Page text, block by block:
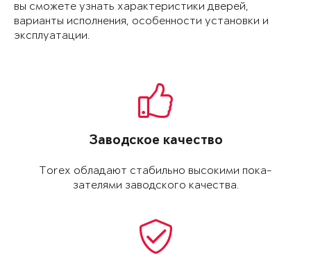
вы сможете узнать характери­стики дверей,
варианты исполнения, особенности установки и
эксплуатации.
Заводское качество
Torex обладают ста­бильно высокими пока­
зателями заводского качества.